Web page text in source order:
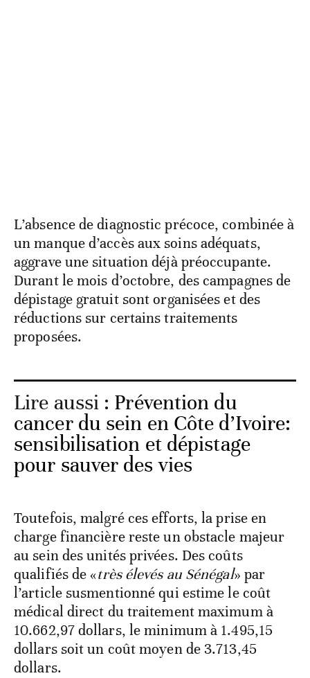
L’absence de diagnostic précoce, combinée à
un manque d’accès aux soins adéquats,
aggrave une situation déjà préoccupante.
Durant le mois d’octobre, des campagnes de
dépistage gratuit sont organisées et des
réductions sur certains traitements
proposées.
Lire aussi : Prévention du
cancer du sein en Côte d’Ivoire:
sensibilisation et dépistage
pour sauver des vies
Toutefois, malgré ces efforts, la prise en
charge financière reste un obstacle majeur
au sein des unités privées. Des coûts
qualifiés de «très élevés au Sénégal» par
l’article susmentionné qui estime le coût
médical direct du traitement maximum à
10.662,97 dollars, le minimum à 1.495,15
dollars soit un coût moyen de 3.713,45
dollars.